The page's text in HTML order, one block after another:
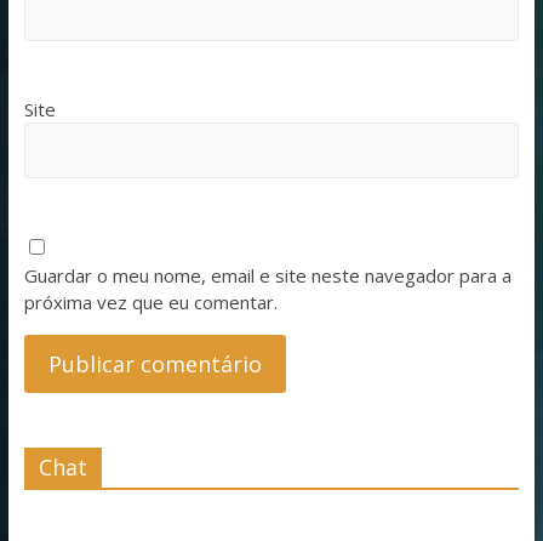
Site
Guardar o meu nome, email e site neste navegador para a
próxima vez que eu comentar.
Chat